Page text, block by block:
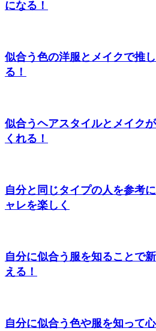
になる！
似合う色の洋服とメイクで推
る！
似合うヘアスタイルとメイク
くれる！
自分と同じタイプの人を参考
ャレを楽しく
自分に似合う服を知ることで
える！
自分に似合う色や服を知って